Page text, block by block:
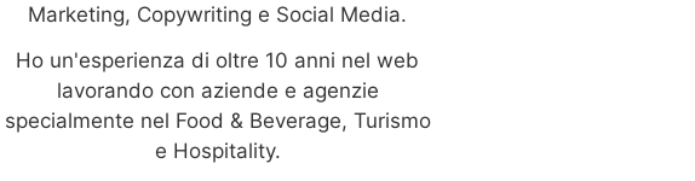
Marketing, Copywriting e Social Media.
Ho un'esperienza di oltre 10 anni nel web
lavorando con aziende e agenzie
specialmente nel Food & Beverage, Turismo
e Hospitality.